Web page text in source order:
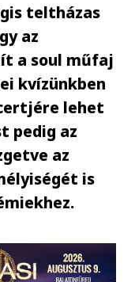
teltházas
az
a soul műfaj
kvízünkben
lehet
pedig az
az
is